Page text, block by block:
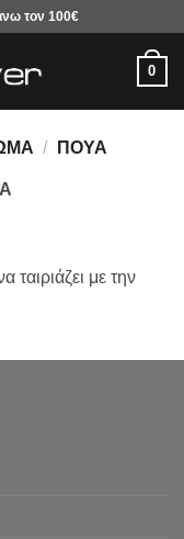
τον 100€
0
/ ΠΟΥΑ
με την